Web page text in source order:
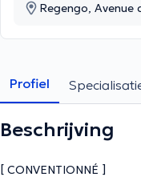
Regengo, Avenue
Profiel
Beschrijving
[ CONVENTIONNÉ ]